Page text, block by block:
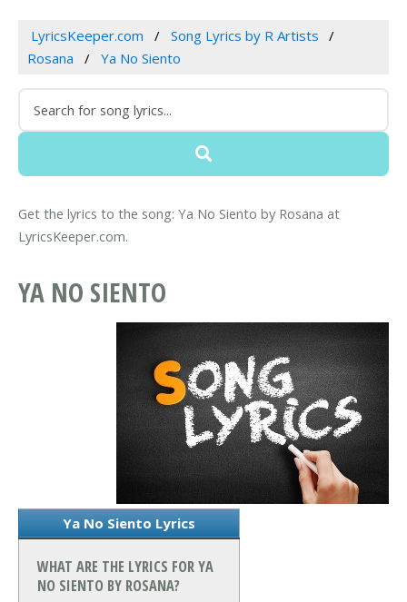
LyricsKeeper.com
Song Lyrics by R Artists
Rosana
Ya No Siento
Get the lyrics to the song: Ya No Siento by Rosana at
LyricsKeeper.com.
YA NO SIENTO
Ya No Siento Lyrics
WHAT ARE THE LYRICS FOR YA
NO SIENTO BY ROSANA?